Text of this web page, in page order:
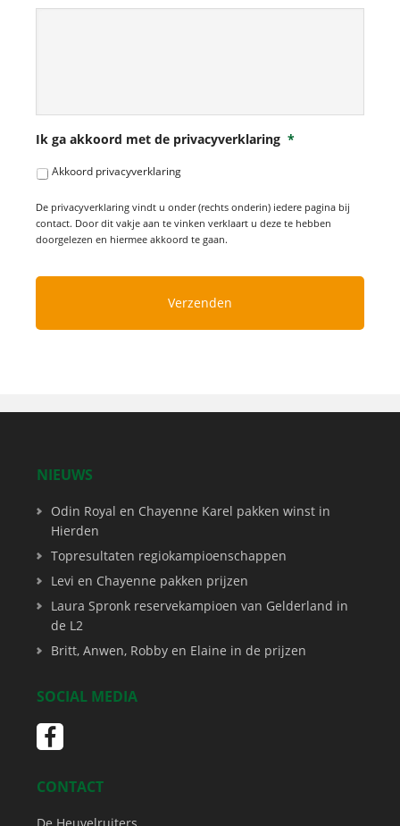
Ik ga akkoord met de privacyverklaring *
Akkoord privacyverklaring
De privacyverklaring vindt u onder (rechts onderin) iedere pagina bij
contact. Door dit vakje aan te vinken verklaart u deze te hebben
doorgelezen en hiermee akkoord te gaan.
NIEUWS
Odin Royal en Chayenne Karel pakken winst in
Hierden
Topresultaten regiokampioenschappen
Levi en Chayenne pakken prijzen
Laura Spronk reservekampioen van Gelderland in
de L2
Britt, Anwen, Robby en Elaine in de prijzen
SOCIAL MEDIA
CONTACT